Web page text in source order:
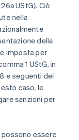
UStG). Ciò
nella
della
imposta per
1 UStG, in
e seguenti del
caso, le
sanzioni per
possono essere